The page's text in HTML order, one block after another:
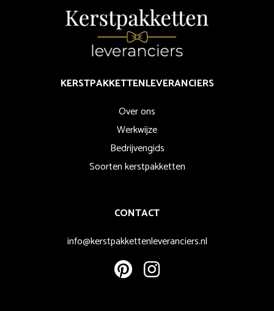
KERSTPAKKETTENLEVERANCIERS
Over ons
Werkwijze
Bedrijvengids
Soorten kerstpakketten
CONTACT
info@kerstpakkettenleveranciers.nl